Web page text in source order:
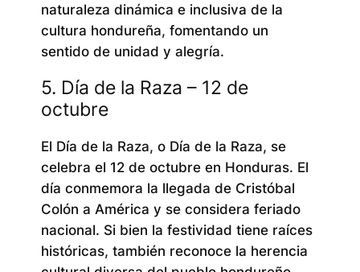
naturaleza dinámica e inclusiva de la
cultura hondureña, fomentando un
sentido de unidad y alegría.
5. Día de la Raza – 12 de
octubre
El Día de la Raza, o Día de la Raza, se
celebra el 12 de octubre en Honduras. El
día conmemora la llegada de Cristóbal
Colón a América y se considera feriado
nacional. Si bien la festividad tiene raíces
históricas, también reconoce la herencia